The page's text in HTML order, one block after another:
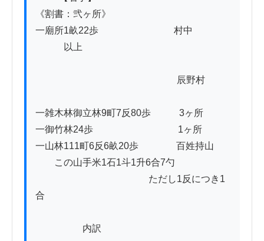
《割書：弐ヶ所》
一廟所1畝22歩　　　　　　　　村中
以上
辰野村
一雑木林御立林9町7反80歩　　　3ヶ所
一御竹林24歩　　　　　　　　　1ヶ所
一山林111町6反6畝20歩　　　　百姓持山
この山手米1石1斗1升6合7勺
ただし1反につき1
合
内訳